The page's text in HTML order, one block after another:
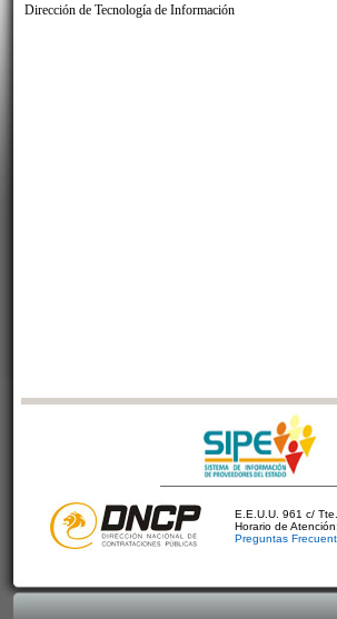
Dirección de Tecnología de Información
E.E.U.U. 961 c/
Horario de
Preguntas